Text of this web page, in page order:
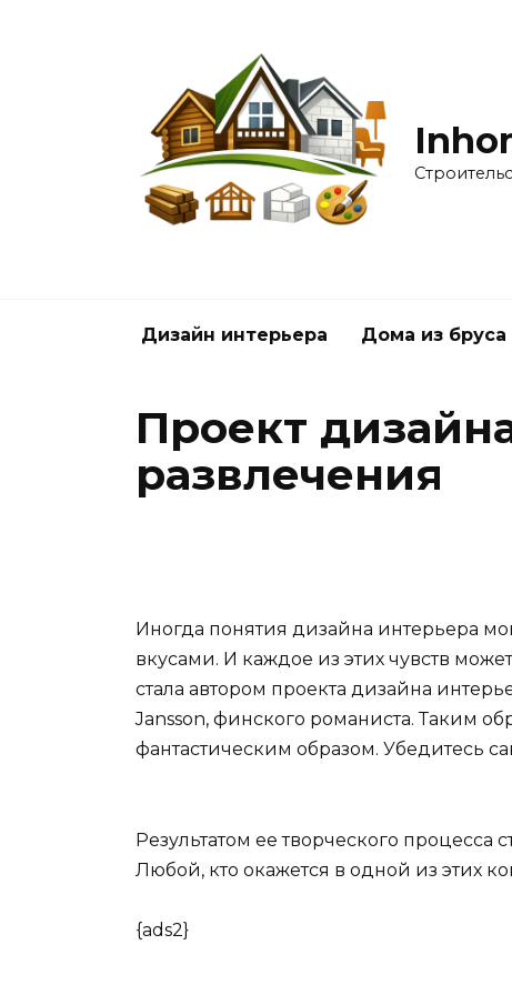
Дизайн интерьера Дома из бруса
Проект
развлечения
Иногда понятия дизайна интерьера
вкусами. И каждое из этих чувств
стала автором проекта дизайна
Jansson, финского романиста. Таким
фантастическим образом. Убедитесь
Результатом ее творческого
Любой, кто окажется в одной из этих
{ads2}